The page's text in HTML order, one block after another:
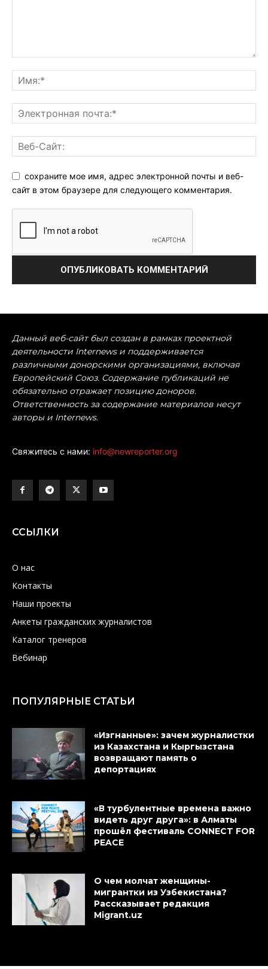
сохраните мое имя, адрес электронной почты и веб-
сайт в этом браузере для следующего комментария.
Данный веб-сайт был создан в рамках проектной
деятельности Internews и поддерживается
различными донорскими организациями, включая
Европейский Союз. Содержание публикаций не
обязательно отражает позицию доноров.
Ответственность за содержание материалов несут
авторы и Internews.
Свяжитесь с нами: info@newreporter.org
ССЫЛКИ
О нас
Контакты
Наши проекты
Анкеты гражданских журналистов
Каталог тренеров
Вебинар
ПОПУЛЯРНЫЕ СТАТЬИ
«Изгнанные»: зачем журналистки
из Казахстана и Кыргызстана
возвращают память о
депортациях
«В турбулентные времена важно
видеть друг друга»: в Алматы
прошёл фестиваль CONNECT FOR
PEACE
О чем молчат женщины-
мигрантки из Узбекистана?
Рассказывает редакция
Migrant.uz